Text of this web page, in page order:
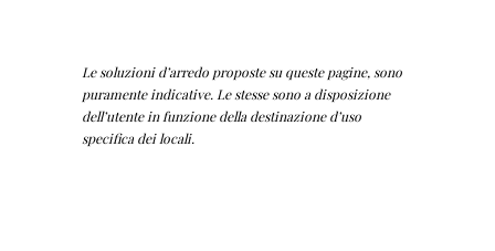
Le soluzioni d’arredo proposte su queste pagine, sono
puramente indicative. Le stesse sono a disposizione
dell’utente in funzione della destinazione d’uso
specifica dei locali.